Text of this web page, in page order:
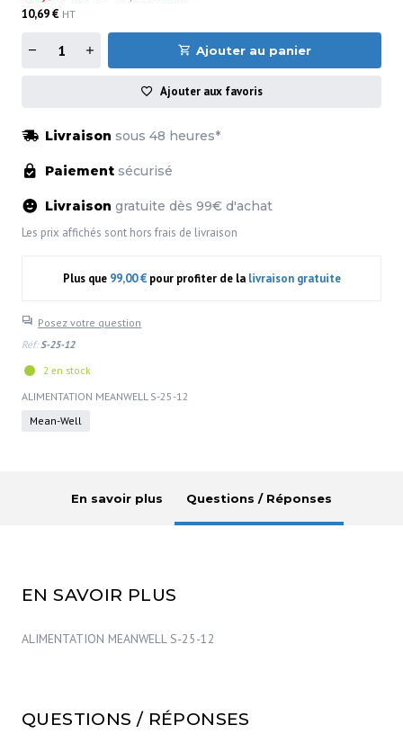
10,69 € HT
Ajouter au panier
Ajouter aux favoris
Livraison sous 48 heures*
Paiement sécurisé
Livraison gratuite dès 99€ d'achat
Les prix affichés sont hors frais de livraison
Plus que 99,00 €pour profiter de la livraison gratuite
Posez votre question
Réf: S-25-12
2 en stock
ALIMENTATION MEANWELL S-25-12
Mean-Well
En savoir plus Questions / Réponses
EN SAVOIR PLUS
ALIMENTATION MEANWELL S-25-12
QUESTIONS / RÉPONSES